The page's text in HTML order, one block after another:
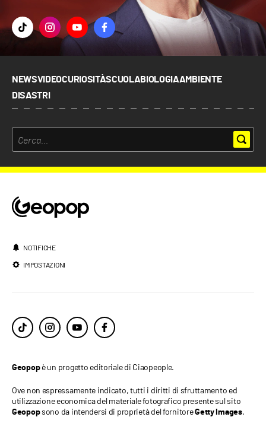
NEWSVIDEOCURIOSITÀSCUOLABIOLOGIAAMBIENTE
DISASTRI
NOTIFICHE
IMPOSTAZIONI
Geopopè un progetto editoriale di Ciaopeople.
Ove non espressamente indicato, tutti i diritti di sfruttamento ed
utilizzazione economica del materiale fotografico presente sul sito
Geopopsono da intendersi di proprietà del fornitoreGetty Images.